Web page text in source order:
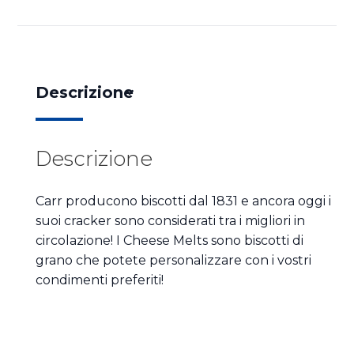
Descrizione
Descrizione
Carr producono biscotti dal 1831 e ancora oggi i
suoi cracker sono considerati tra i migliori in
circolazione! I Cheese Melts sono biscotti di
grano che potete personalizzare con i vostri
condimenti preferiti!